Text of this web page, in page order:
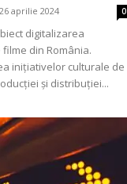
26 aprilie 2024 0
digitalizarea
din România.
inițiativelor culturale de
și distribuției...